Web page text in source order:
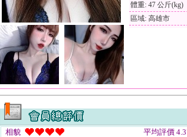
體重: 47 公斤(kg)
區域: 高雄市
相貌
平均評價